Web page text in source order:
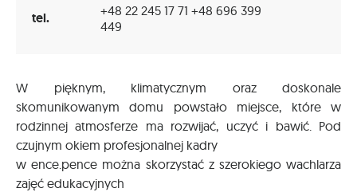
tel.
+48 22 245 17 71 +48 696 399
449
W pięknym, klimatycznym oraz doskonale
skomunikowanym domu powstało miejsce, które w
rodzinnej atmosferze ma rozwijać, uczyć i bawić. Pod
czujnym okiem profesjonalnej kadry
w ence.pence można skorzystać z szerokiego wachlarza
zajęć edukacyjnych